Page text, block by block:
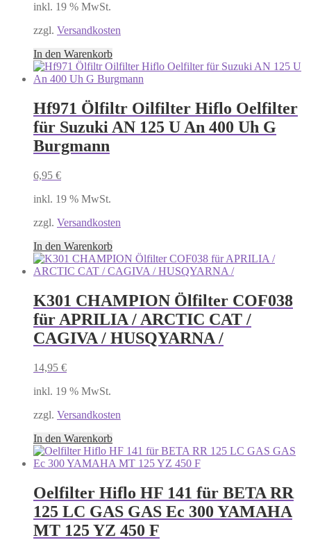
inkl. 19 % MwSt.
zzgl. Versandkosten
In den Warenkorb
Hf971 Ölfiltr Oilfilter Hiflo Oelfilter
für Suzuki AN 125 U An 400 Uh G
Burgmann
6,95 €
inkl. 19 % MwSt.
zzgl. Versandkosten
In den Warenkorb
K301 CHAMPION Ölfilter COF038
für APRILIA / ARCTIC CAT /
CAGIVA / HUSQYARNA /
14,95 €
inkl. 19 % MwSt.
zzgl. Versandkosten
In den Warenkorb
Oelfilter Hiflo HF 141 für BETA RR
125 LC GAS GAS Ec 300 YAMAHA
MT 125 YZ 450 F